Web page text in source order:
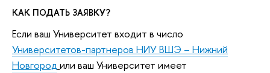
КАК ПОДАТЬ ЗАЯВКУ?
Если ваш Университет входит в число
Университетов-партнеров НИУ ВШЭ – Нижний
Новгород или ваш Университет имеет